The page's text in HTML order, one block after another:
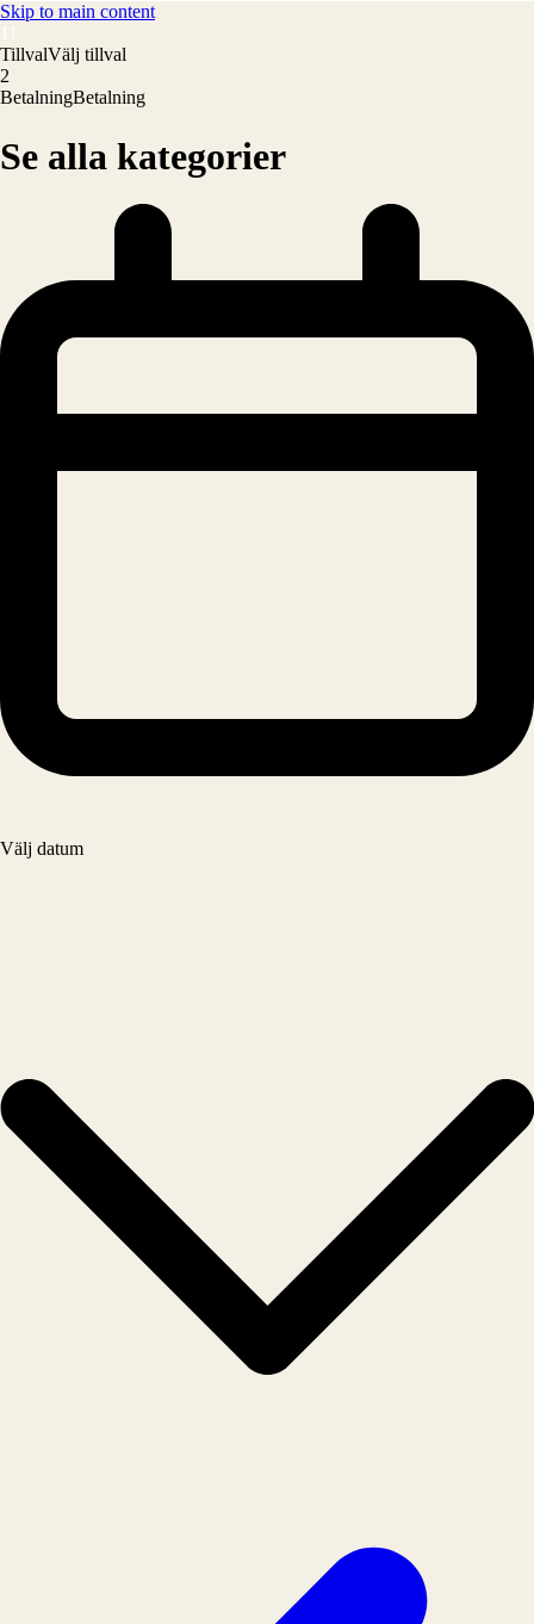
Skip to main content
1 1
TillvalVälj tillval
2
BetalningBetalning
Se alla kategorier
Välj datum